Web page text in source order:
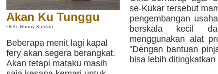
Akan Ku Tunggu
Oleh: Rhony Samlan
Beberapa menit lagi kapal
fery akan segera berangkat.
Akan tetapi mataku masih
se-Kukar tersebut
pengembangan
berskala kecil
menggunakan alat
"Dengan bantuan
bisa lebih